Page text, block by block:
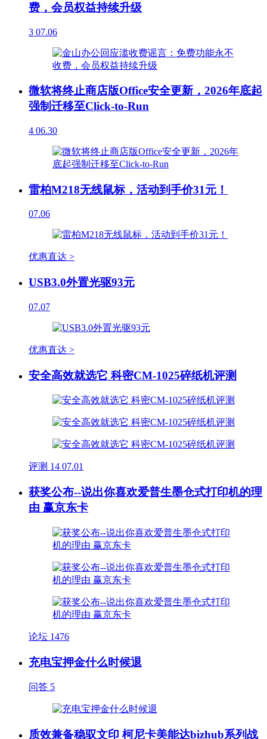
费，会员权益持续升级
3 07.06
微软将终止商店版Office安全更新，2026年底起
强制迁移至Click-to-Run
4 06.30
雷柏M218无线鼠标，活动到手价31元！
07.06
优惠直达 >
USB3.0外置光驱93元
07.07
优惠直达 >
安全高效就选它 科密CM-1025碎纸机评测
评测 14 07.01
获奖公布--说出你喜欢爱普生墨仓式打印机的理
由 赢京东卡
论坛 1476
充电宝押金什么时候退
问答 5
质效兼备稳驭文印 柯尼卡美能达bizhub系列战